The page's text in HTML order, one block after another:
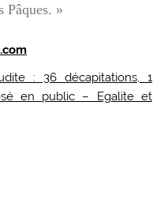
Pâques. »
: 36 décapitations, 1
en public – Egalite et